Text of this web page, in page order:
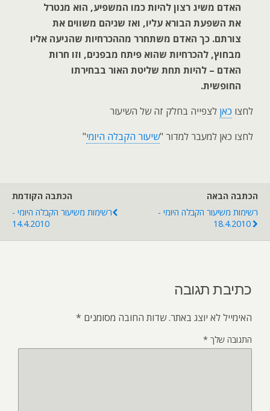
האדם משיג רצון להיות כמו המשפיע, הוא מנטרל
את השפעת הבורא עליו, ואז שניהם משווים את
צורתם. כך האדם משתחרר מההכרחיות שהגיעה אליו
מבחוץ, להכרחיות שהוא פיתח מבפנים, וזו חרות
האדם – להיות תחת שליטת האור בבחירתו
החופשית.
לחצו כאן לצפייה בחלק זה של השיעור
לחצו כאן למעבר למדור "שיעור הקבלה היומי"
הכתבה הקודמת
רשימות משיעור הקבלה היומי -
14.4.2010
הכתבה הבאה
רשימות משיעור הקבלה היומי -
18.4.2010
כתיבת תגובה
האימייל לא יוצג באתר.שדות החובה מסומנים *
התגובה שלך *